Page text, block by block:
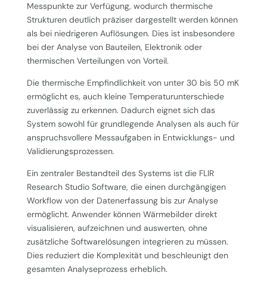
Messpunkte zur Verfügung, wodurch thermische
Strukturen deutlich präziser dargestellt werden können
als bei niedrigeren Auflösungen. Dies ist insbesondere
bei der Analyse von Bauteilen, Elektronik oder
thermischen Verteilungen von Vorteil.
Die thermische Empfindlichkeit von unter 30 bis 50 mK
ermöglicht es, auch kleine Temperaturunterschiede
zuverlässig zu erkennen. Dadurch eignet sich das
System sowohl für grundlegende Analysen als auch für
anspruchsvollere Messaufgaben in Entwicklungs- und
Validierungsprozessen.
Ein zentraler Bestandteil des Systems ist die FLIR
Research Studio Software, die einen durchgängigen
Workflow von der Datenerfassung bis zur Analyse
ermöglicht. Anwender können Wärmebilder direkt
visualisieren, aufzeichnen und auswerten, ohne
zusätzliche Softwarelösungen integrieren zu müssen.
Dies reduziert die Komplexität und beschleunigt den
gesamten Analyseprozess erheblich.